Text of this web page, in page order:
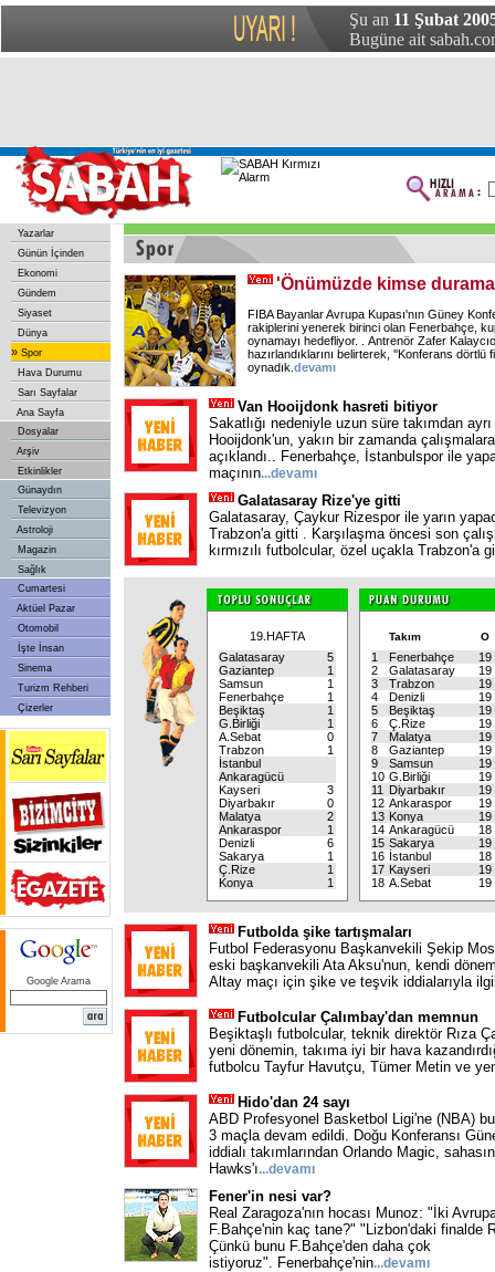
Şu an 11 Şubat
Bugüne ait
Yazarlar
Günün İçinden
Ekonomi
Gündem
Siyaset
Dünya
» Spor
Hava Durumu
Sarı Sayfalar
Ana Sayfa
Dosyalar
Arşiv
Etkinlikler
Günaydın
Televizyon
Astroloji
Magazin
Sağlık
Cumartesi
Aktüel Pazar
Otomobil
İşte İnsan
Sinema
Turizm Rehberi
Çizerler
Google Arama
'Önümüzde kimse
FIBA Bayanlar Avrupa Kupası'nın Güney
rakiplerini yenerek birinci olan Fenerbahçe,
oynamayı hedefliyor. . Antrenör Zafer
hazırlandıklarını belirterek, ''Konferans dörtlü
oynadık. devamı
Van Hooijdonk hasreti bitiyor
Sakatlığı nedeniyle uzun süre takımdan
Hooijdonk'un, yakın bir zamanda
açıklandı.. Fenerbahçe, İstanbulspor ile
maçının...devamı
Galatasaray Rize'ye gitti
Galatasaray, Çaykur Rizespor ile yarın
Trabzon'a gitti . Karşılaşma öncesi son
kırmızılı futbolcular, özel uçakla Trabzon'a
19.HAFTA
Galatasaray
5
Gaziantep
1
Samsun
1
Fenerbahçe
1
Beşiktaş
1
G.Birliği
1
A.Sebat
0
Trabzon
1
İstanbul
Ankaragücü
Kayseri
3
Diyarbakır
0
Malatya
2
Ankaraspor
1
Denizli
6
Sakarya
1
Ç.Rize
1
Konya
1
Takım O
1 Fenerbahçe
19
2
Galatasaray
19
3
Trabzon
19
4
Denizli
19
5
Beşiktaş
19
6
Ç.Rize
19
7
Malatya
19
8
Gaziantep
19
9
Samsun
19
10 G.Birliği
19
11
Diyarbakır
19
12 Ankaraspor
19
13 Konya
19
14 Ankaragücü
18
15 Sakarya
19
16 İstanbul
18
17 Kayseri
19
18 A.Sebat 19
Futbolda şike tartışmaları
Futbol Federasyonu Başkanvekili Şekip
eski başkanvekili Ata Aksu'nun, kendi
Altay maçı için şike ve teşvik iddialarıyla
Futbolcular Çalımbay'dan memnun
Beşiktaşlı futbolcular, teknik direktör Rıza
yeni dönemin, takıma iyi bir hava
futbolcu Tayfur Havutçu, Tümer Metin ve
Hido'dan 24 sayı
ABD Profesyonel Basketbol Ligi'ne (NBA)
3 maçla devam edildi. Doğu Konferansı
iddialı takımlarından Orlando Magic,
Hawks'ı...devamı
Fener'in nesi var?
Real Zaragoza'nın hocası Munoz: "İki
F.Bahçe'nin kaç tane?" "Lizbon'daki finalde
Çünkü bunu F.Bahçe'den daha çok
istiyoruz". Fenerbahçe'nin...devamı